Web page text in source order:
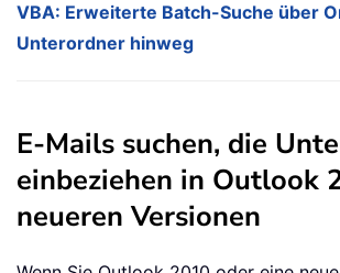
VBA: Erweiterte Batch-Suche über
Unterordner hinweg
E-Mails suchen, die
einbeziehen in Outlook
neueren Versionen